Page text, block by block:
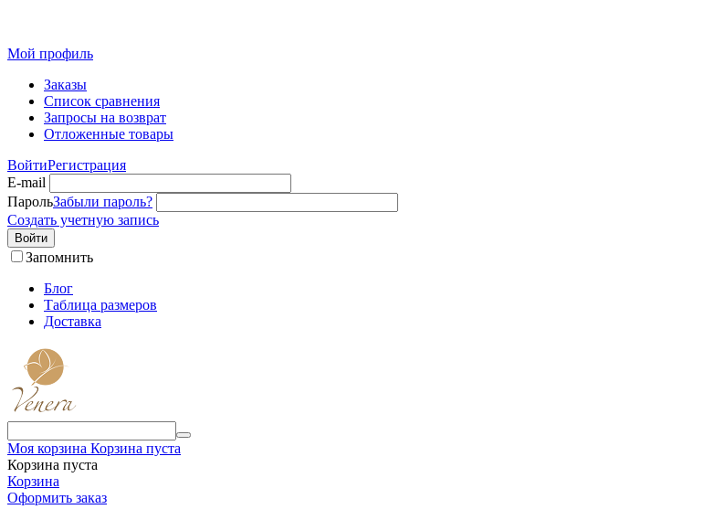
Мой профиль
Заказы
Список сравнения
Запросы на возврат
Отложенные товары
ВойтиРегистрация
E-mail
ПарольЗабыли пароль?
Создать учетную запись
Войти
Запомнить
Блог
Таблица размеров
Доставка
Моя корзина Корзина пуста
Корзина пуста
Корзина
Оформить заказ